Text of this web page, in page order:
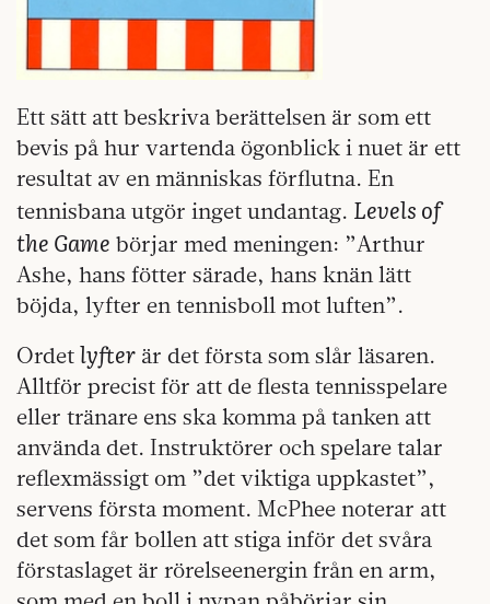
Ett sätt att beskriva berättelsen är som ett
bevis på hur vartenda ögonblick i nuet är ett
resultat av en människas förflutna. En
tennisbana utgör inget undantag. Levels of
the Game börjar med meningen: ”Arthur
Ashe, hans fötter särade, hans knän lätt
böjda, lyfter en tennisboll mot luften”.
Ordet lyfter är det första som slår läsaren.
Alltför precist för att de flesta tennisspelare
eller tränare ens ska komma på tanken att
använda det. Instruktörer och spelare talar
reflexmässigt om ”det viktiga uppkastet”,
servens första moment. McPhee noterar att
det som får bollen att stiga inför det svåra
förstaslaget är rörelseenergin från en arm,